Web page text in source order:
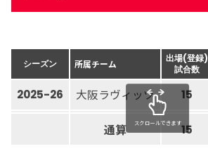
シーズン 所属チーム
出場(登録)
試合数
2025-26 大阪ラヴィッツ 15
通算 15
スクロールできます